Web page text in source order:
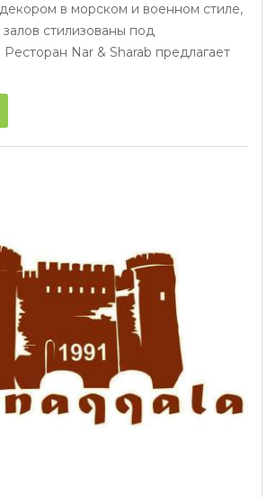
в морском и военном стиле,
стилизованы под
Nar & Sharab предлагает